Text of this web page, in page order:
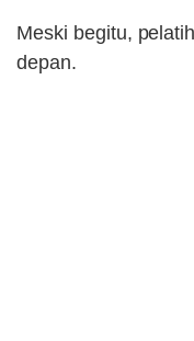
Meski begitu,
depan.